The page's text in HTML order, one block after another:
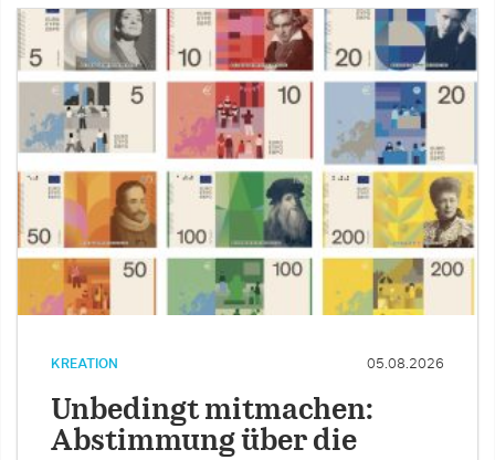
KREATION 05.08.2026
Unbedingt mitmachen:
Abstimmung über die